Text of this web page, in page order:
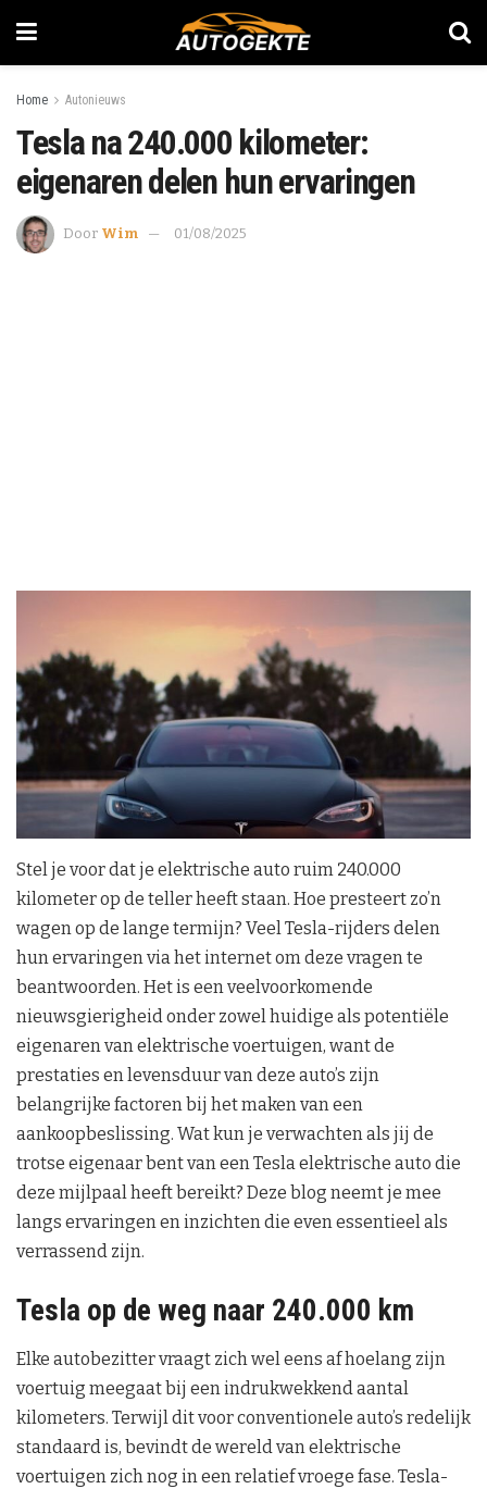
Home Autonieuws
Tesla na 240.000 kilometer:
eigenaren delen hun ervaringen
Door Wim 01/08/2025
Stel je voor dat je elektrische auto ruim 240.000
kilometer op de teller heeft staan. Hoe presteert zo’n
wagen op de lange termijn? Veel Tesla-rijders delen
hun ervaringen via het internet om deze vragen te
beantwoorden. Het is een veelvoorkomende
nieuwsgierigheid onder zowel huidige als potentiële
eigenaren van elektrische voertuigen, want de
prestaties en levensduur van deze auto’s zijn
belangrijke factoren bij het maken van een
aankoopbeslissing. Wat kun je verwachten als jij de
trotse eigenaar bent van een Tesla elektrische auto die
deze mijlpaal heeft bereikt? Deze blog neemt je mee
langs ervaringen en inzichten die even essentieel als
verrassend zijn.
Tesla op de weg naar 240.000 km
Elke autobezitter vraagt zich wel eens af hoelang zijn
voertuig meegaat bij een indrukwekkend aantal
kilometers. Terwijl dit voor conventionele auto’s redelijk
standaard is, bevindt de wereld van elektrische
voertuigen zich nog in een relatief vroege fase. Tesla-